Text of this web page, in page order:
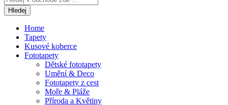
Hledej
Home
Tapety
Kusové koberce
Fototapety
Dětské fototapety
Umění & Deco
Fototapety z cest
Moře & Pláže
Příroda a Květiny